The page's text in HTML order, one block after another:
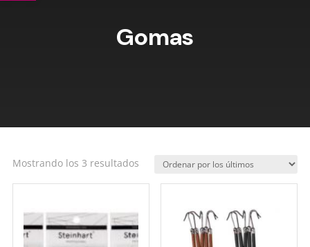
Gomas
Mostrando los 3 resultadosOrdenado